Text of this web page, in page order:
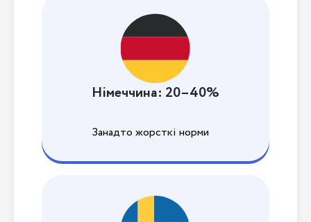
Німеччина: 20–40%
Занадто жорсткі норми